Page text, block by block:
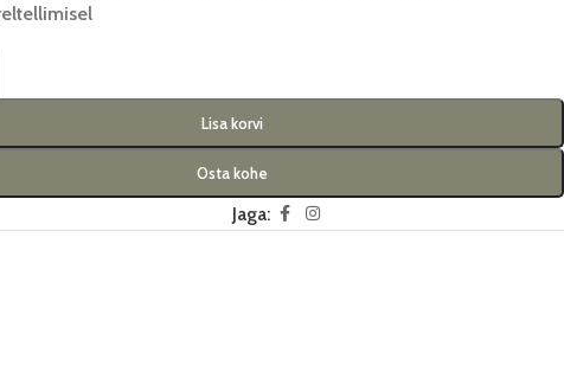
Lisa korvi
Osta kohe
Jaga: